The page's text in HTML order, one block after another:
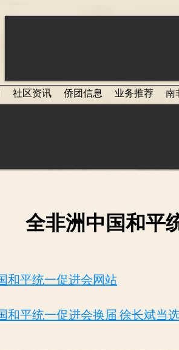
社区资讯 侨团信息 业务推荐 南
全非洲中国和平
和平统一促进会​网站
和平统一促进会换届 徐长斌当